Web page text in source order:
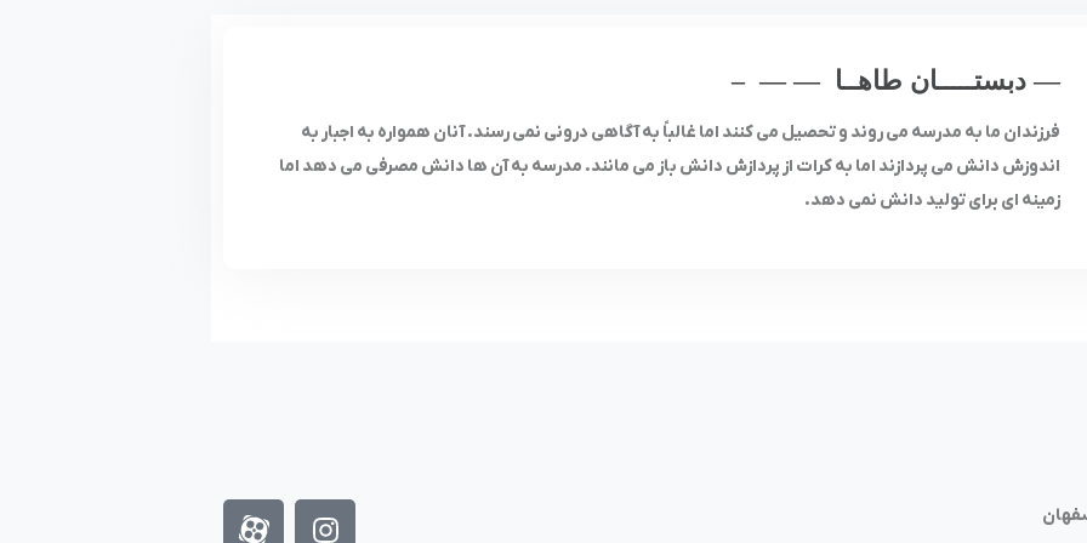
— دبستـــــان طاهــا — — –
فرزندان ما به مدرسه می روند و تحصیل می کنند اما غالباً به آگاهی درونی نمی رسند. آنان همواره به اجبار به
اندوزش دانش می پردازند اما به کرات از پردازش دانش باز می مانند. مدرسه به آن ها دانش مصرفی می دهد اما
زمینه ای برای تولید دانش نمی دهد.